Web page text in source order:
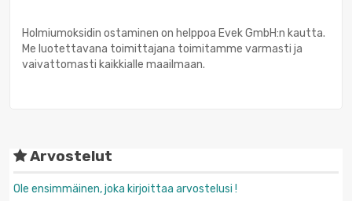
Holmiumoksidin ostaminen on helppoa Evek GmbH:n kautta.
Me luotettavana toimittajana toimitamme varmasti ja
vaivattomasti kaikkialle maailmaan.
Arvostelut
Ole ensimmäinen, joka kirjoittaa arvostelusi !